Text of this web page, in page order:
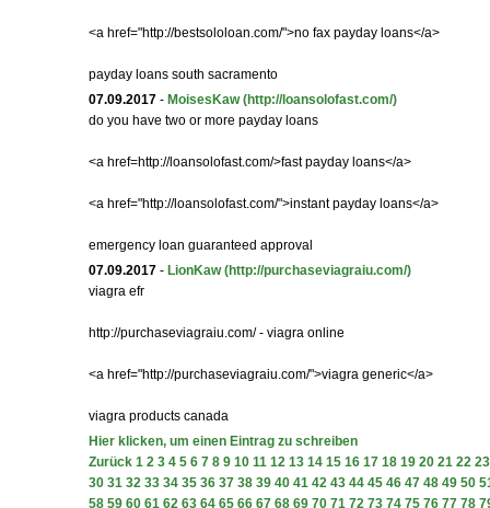
<a href="http://bestsololoan.com/">no fax payday loans</a>
payday loans south sacramento
07.09.2017 - MoisesKaw (http://loansolofast.com/)
do you have two or more payday loans
<a href=http://loansolofast.com/>fast payday loans</a>
<a href="http://loansolofast.com/">instant payday loans</a>
emergency loan guaranteed approval
07.09.2017 - LionKaw (http://purchaseviagraiu.com/)
viagra efr
http://purchaseviagraiu.com/ - viagra online
<a href="http://purchaseviagraiu.com/">viagra generic</a>
viagra products canada
Hier klicken, um einen Eintrag zu schreiben
Zurück 1 2 3 4 5 6 7 8 9 10 11 12 13 14 15 16 17 18 19 20 21 22 23
30 31 32 33 34 35 36 37 38 39 40 41 42 43 44 45 46 47 48 49 50
58 59 60 61 62 63 64 65 66 67 68 69 70 71 72 73 74 75 76 77 78